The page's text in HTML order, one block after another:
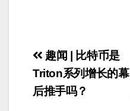
文
章
导
趣闻 | 比特币是
Triton系列增长的幕
后推手吗？